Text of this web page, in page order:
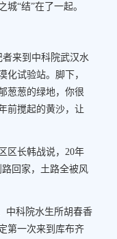
“结”在了一起。
来到中科院武汉水
化试验站。脚下，
葱葱的绿地，你很
前搅起的黄沙，让
长韩战说，20年
回家，土路全被风
科院水生所胡春香
第一次来到库布齐